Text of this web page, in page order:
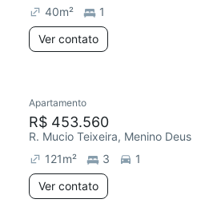
40m²
1
Ver contato
Apartamento
R$ 453.560
R. Mucio Teixeira, Menino Deus
121m² 3
1
Ver contato